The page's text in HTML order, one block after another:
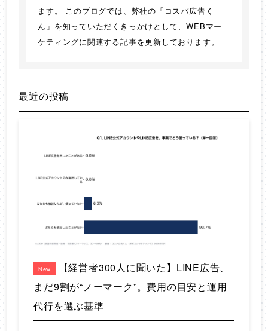
ます。 このブログでは、弊社の「コスパ広告く
ん」を知っていただくきっかけとして、WEBマー
ケティングに関連する記事を更新しております。
最近の投稿
New
【経営者300人に聞いた】LINE広告、
まだ9割が“ノーマーク”。費用の目安と運用
代行を選ぶ基準